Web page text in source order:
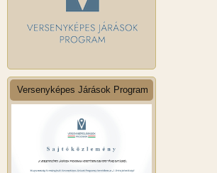
Versenyképes Járások Program